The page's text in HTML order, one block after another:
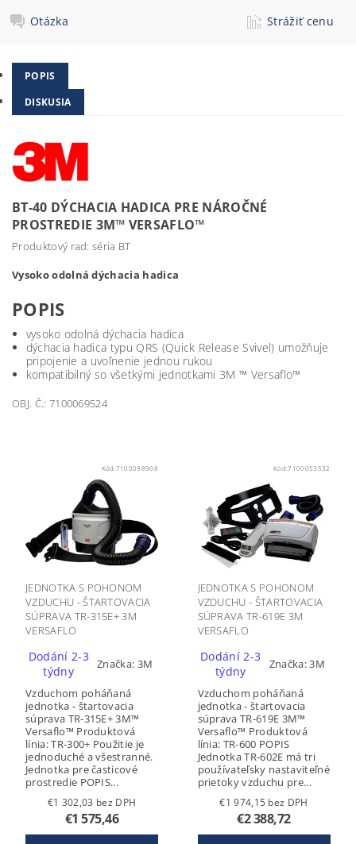
Otázka
Strážiť cenu
POPIS
DISKUSIA
BT-40 DÝCHACIA HADICA PRE NÁROČNÉ
PROSTREDIE 3M™ VERSAFLO™
Produktový rad: séria BT
Vysoko odolná dýchacia hadica
POPIS
vysoko odolná dýchacia hadica
dýchacia hadica typu QRS (Quick Release Svivel) umožňuje
pripojenie a uvoľnenie jednou rukou
kompatibilný so všetkými jednotkami 3M ™ Versaflo™
OBJ. Č.: 7100069524
Kód: 7100098908
JEDNOTKA S POHONOM
VZDUCHU - ŠTARTOVACIA
SÚPRAVA TR-315E+ 3M
VERSAFLO
Dodání 2-3
týdny
Značka: 3M
Vzduchom poháňaná
jednotka - štartovacia
súprava TR-315E+ 3M™
Versaflo™ Produktová
línia: TR-300+ Použitie je
jednoduché a všestranné.
Jednotka pre časticové
prostredie POPIS...
€1 302,03 bez DPH
€1 575,46
Kód:7100053532
JEDNOTKA S POHONOM
VZDUCHU - ŠTARTOVACIA
SÚPRAVA TR-619E 3M
VERSAFLO
Dodání 2-3
týdny
Značka:3M
Vzduchom poháňaná
jednotka - štartovacia
súprava TR-619E 3M™
Versaflo™ Produktová
línia: TR-600 POPIS
Jednotka TR-602E má tri
používateľsky nastaviteľné
prietoky vzduchu pre...
€1 974,15 bez DPH
€2 388,72